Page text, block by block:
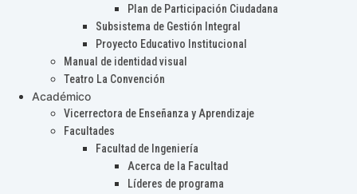
Plan de Participación Ciudadana
Subsistema de Gestión Integral
Proyecto Educativo Institucional
Manual de identidad visual
Teatro La Convención
Académico
Vicerrectora de Enseñanza y Aprendizaje
Facultades
Facultad de Ingeniería
Acerca de la Facultad
Líderes de programa